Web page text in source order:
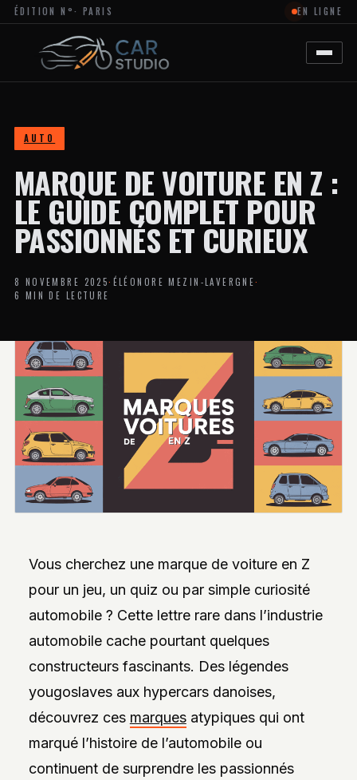
ÉDITION N°
MAGAZINE
DÉDIÉ
L’ACTUALITÉ
AUTOMOBILE
ET
MOTO,
LA
PERSONNALISATION
AUX
TENDANCES
CRÉATIVES
L’UNIVERS
DES
VÉHICULES.
PROPOSE
DES
INTERVIEWS
EXCLUSIVES
DE
DESIGNERS,
DES
REPORTAGES
PHOTO
INSPIRANTS,
ANALYSES
DE
DOSSIERS
L’INNOVATION
DANS
AUTO/MOTO.
EST
SUR
L’EXPLORATION
DES
DES
MATIÈRES
· PARIS EN LIGNE
AUTO
MARQUE DE VOITURE EN Z :
LE GUIDE COMPLET POUR
PASSIONNÉS ET CURIEUX
8 NOVEMBRE 2025· ÉLÉONORE MEZIN-LAVERGNE·
6 MIN DE LECTURE
Vous cherchez une marque de voiture en Z
pour un jeu, un quiz ou par simple curiosité
automobile ? Cette lettre rare dans l’industrie
automobile cache pourtant quelques
constructeurs fascinants. Des légendes
yougoslaves aux hypercars danoises,
découvrez ces marquesatypiques qui ont
marqué l’histoire de l’automobile ou
continuent de surprendre les passionnés